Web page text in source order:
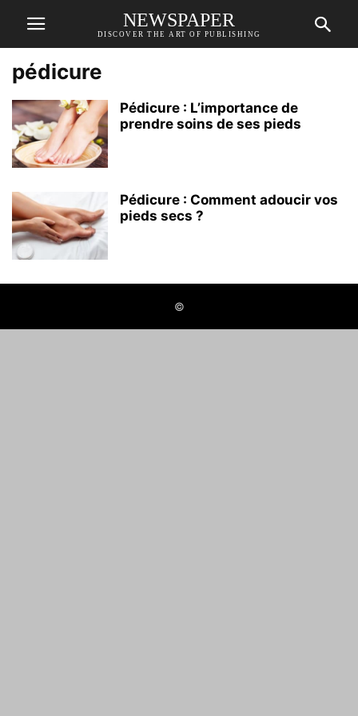
NEWSPAPER
DISCOVER THE ART OF PUBLISHING
pédicure
Pédicure : L’importance de
prendre soins de ses pieds
Pédicure : Comment adoucir vos
pieds secs ?
©